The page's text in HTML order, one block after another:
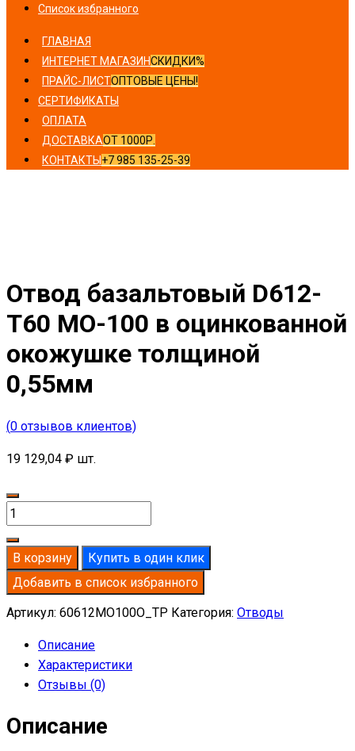
Список избранного
ГЛАВНАЯ
ИНТЕРНЕТ МАГАЗИНСКИДКИ%
ПРАЙС-ЛИСТОПТОВЫЕ ЦЕНЫ!
СЕРТИФИКАТЫ
ОПЛАТА
ДОСТАВКАОТ 1000Р.
КОНТАКТЫ +7 985 135-25-39
Отвод базальтовый D612-
T60 MO-100 в оцинкованной
окожушке толщиной
0,55мм
(0 отзывов клиентов)
19 129,04 ₽ шт.
Количество
товара
Отвод
базальтовый
D612-
T60
100
оцинкованной
толщиной
В корзину
Купить в один клик
Добавить в список избранного
Артикул: 60612MO100O_TP Категория: Отводы
Описание
Характеристики
Отзывы (0)
Описание